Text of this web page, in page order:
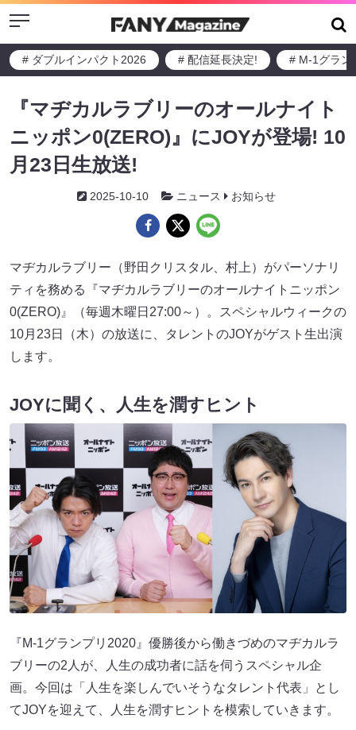
Menu
# ダブルインパクト2026 # 配信延長決定! # M-1グラン
『マヂカルラブリーのオールナイト
ニッポン0(ZERO)』にJOYが登場! 10
月23日生放送!
2025-10-10 ニュース お知らせ
マヂカルラブリー（野田クリスタル、村上）がパーソナリ
ティを務める『マヂカルラブリーのオールナイトニッポン
0(ZERO)』（毎週木曜日27:00～）。スペシャルウィークの
10月23日（木）の放送に、タレントのJOYがゲスト生出演
します。
JOYに聞く、人生を潤すヒント
『M-1グランプリ2020』優勝後から働きづめのマヂカルラ
ブリーの2人が、人生の成功者に話を伺うスペシャル企
画。今回は「人生を楽しんでいそうなタレント代表」とし
てJOYを迎えて、人生を潤すヒントを模索していきます。